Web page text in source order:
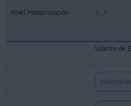
Volante de